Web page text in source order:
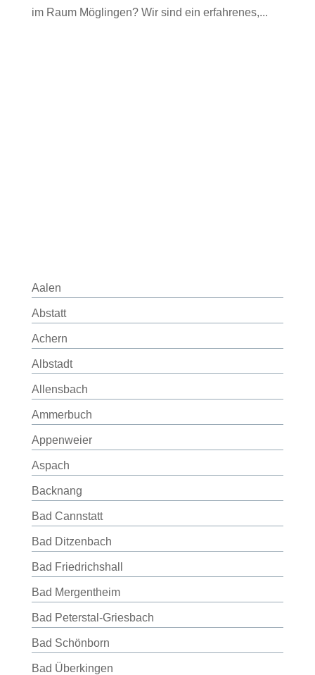
im Raum Möglingen? Wir sind ein erfahrenes,...
Aalen
Abstatt
Achern
Albstadt
Allensbach
Ammerbuch
Appenweier
Aspach
Backnang
Bad Cannstatt
Bad Ditzenbach
Bad Friedrichshall
Bad Mergentheim
Bad Peterstal-Griesbach
Bad Schönborn
Bad Überkingen